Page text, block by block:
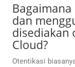
dan
disediakan
Cloud?
Otentikasi